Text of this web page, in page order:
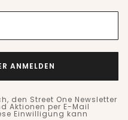
ANMELDEN
den Street One Newsletter
Aktionen per E-Mail
Einwilligung kann